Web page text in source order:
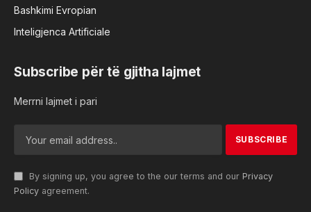
Bashkimi Evropian
Inteligjenca Artificiale
Subscribe për të gjitha lajmet
Merrni lajmet i pari
By signing up, you agree to the our terms and our Privacy
Policy agreement.